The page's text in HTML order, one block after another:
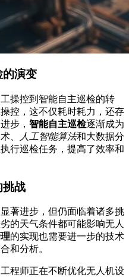
的演变
操控到智能自主巡检的转
控，这不仅耗时耗力，还存
步， 智能自主巡检逐渐成为
、
人工智能算法和大数据分
行巡检任务，提高了效率和
挑战
著进步，但仍面临着诸多挑
的天气条件都可能影响无人
的实现也需要进一步的技术
和分析。
程师正在不断优化无人机设